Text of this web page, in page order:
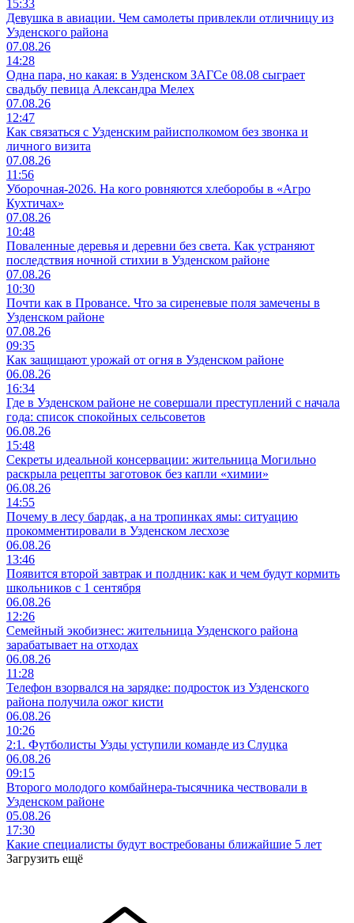
15:33
Девушка в авиации. Чем самолеты привлекли отличницу из
Узденского района
07.08.26
14:28
Одна пара, но какая: в Узденском ЗАГСе 08.08 сыграет
свадьбу певица Александра Мелех
07.08.26
12:47
Как связаться с Узденским райисполкомом без звонка и
личного визита
07.08.26
11:56
Уборочная-2026. На кого ровняются хлеборобы в «Агро
Кухтичах»
07.08.26
10:48
Поваленные деревья и деревни без света. Как устраняют
последствия ночной стихии в Узденском районе
07.08.26
10:30
Почти как в Провансе. Что за сиреневые поля замечены в
Узденском районе
07.08.26
09:35
Как защищают урожай от огня в Узденском районе
06.08.26
16:34
Где в Узденском районе не совершали преступлений с начала
года: список спокойных сельсоветов
06.08.26
15:48
Секреты идеальной консервации: жительница Могильно
раскрыла рецепты заготовок без капли «химии»
06.08.26
14:55
Почему в лесу бардак, а на тропинках ямы: ситуацию
прокомментировали в Узденском лесхозе
06.08.26
13:46
Появится второй завтрак и полдник: как и чем будут кормить
школьников с 1 сентября
06.08.26
12:26
Семейный экобизнес: жительница Узденского района
зарабатывает на отходах
06.08.26
11:28
Телефон взорвался на зарядке: подросток из Узденского
района получила ожог кисти
06.08.26
10:26
2:1. Футболисты Узды уступили команде из Слуцка
06.08.26
09:15
Второго молодого комбайнера-тысячника чествовали в
Узденском районе
05.08.26
17:30
Какие специалисты будут востребованы ближайшие 5 лет
Загрузить ещё